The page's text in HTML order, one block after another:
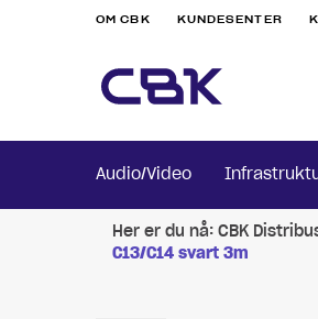
OM CBK KUNDESENTER
Audio/Video
Her er du nå: CBK
C13/C14 svart 3m